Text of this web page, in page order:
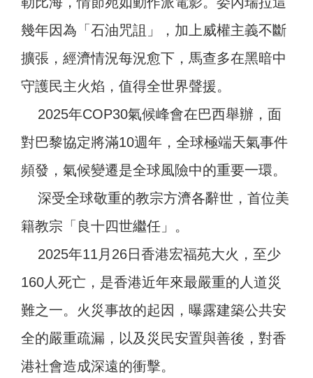
幾年因為「石油咒詛」，加上威權主義不斷
擴張，經濟情況每況愈下，馬查多在黑暗中
守護民主火焰，值得全世界聲援。
2025年COP30氣候峰會在巴西舉辦，面
對巴黎協定將滿10週年，全球極端天氣事件
頻發，氣候變遷是全球風險中的重要一環。
深受全球敬重的教宗方濟各辭世，首位美
籍教宗「良十四世繼任」。
2025年11月26日香港宏福苑大火，至少
160人死亡，是香港近年來最嚴重的人道災
難之一。火災事故的起因，曝露建築公共安
全的嚴重疏漏，以及災民安置與善後，對香
港社會造成深遠的衝擊。